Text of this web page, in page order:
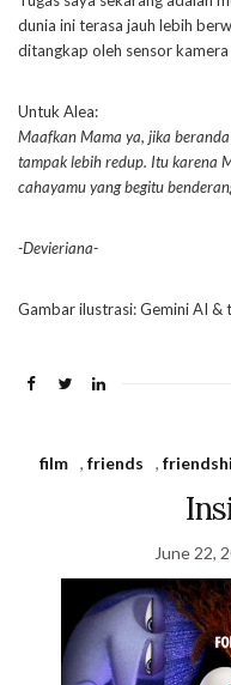
dunia ini terasa jauh lebih
ditangkap oleh sensor kamera
Untuk Alea:
Maafkan Mama ya, jika
tampak lebih redup. Itu karena
cahayamu yang begitu
-Devieriana-
Gambar ilustrasi: Gemini AI &
film , friends ,
June 22,